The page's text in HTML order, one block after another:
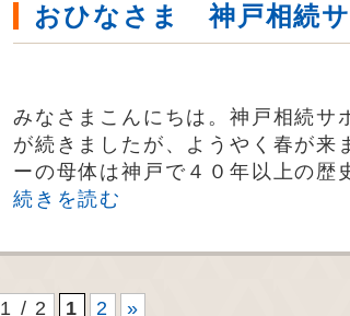
おひなさま 神戸相続
みなさまこんにちは。神戸相続サ
が続きましたが、ようやく春が来
ーの母体は神戸で４０年以上の
続きを読む
1 / 2 1 2 »